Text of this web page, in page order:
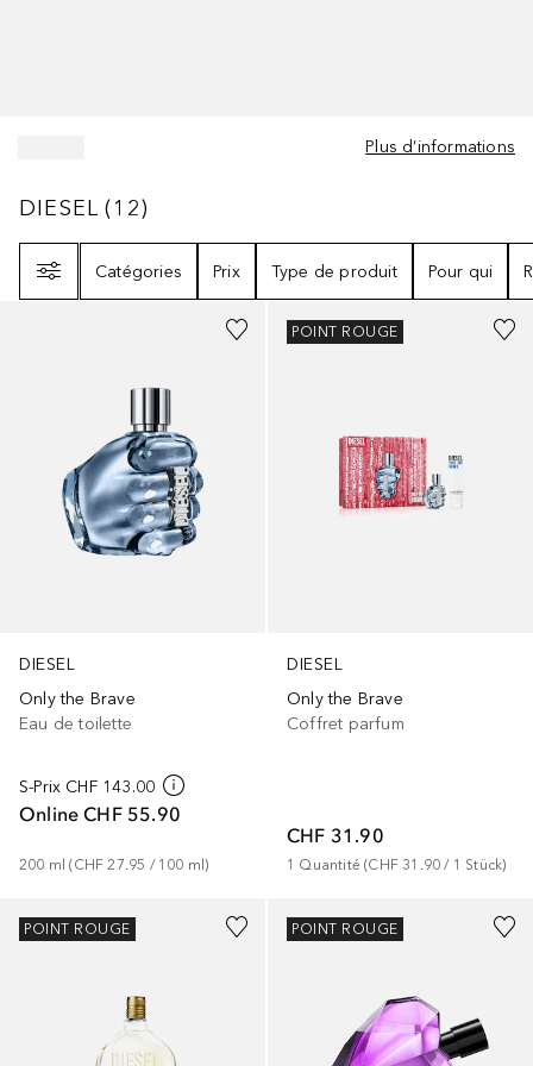
Plus d’informations
DIESEL 12
DIESEL (12)
Catégories
Prix Type de produit Pour qui
DIESEL
Only the Brave
Eau de toilette
S-Prix CHF 143.00
Online CHF 55.90
200 ml (CHF 27.95 / 100 ml)
DIESEL
Only the Brave
Coffret parfum
CHF 31.90
1 Quantité (CHF 31.90 / 1 Stück)
POINT ROUGE
POINT ROUGE POINT ROUGE